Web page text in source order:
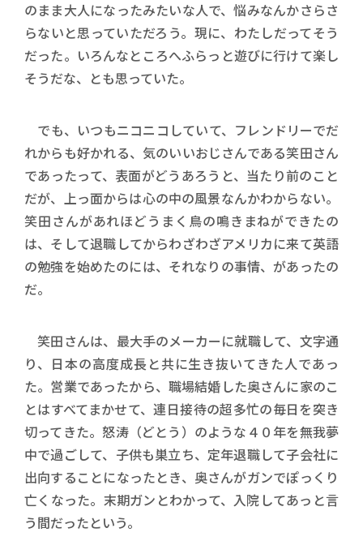
のまま大人になったみたいな人で、悩みなんかさらさ
らないと思っていただろう。現に、わたしだってそう
だった。いろんなところへふらっと遊びに行けて楽し
そうだな、とも思っていた。
でも、いつもニコニコしていて、フレンドリーでだ
れからも好かれる、気のいいおじさんである笑田さん
であったって、表面がどうあろうと、当たり前のこと
だが、上っ面からは心の中の風景なんかわからない。
笑田さんがあれほどうまく鳥の鳴きまねができたの
は、そして退職してからわざわざアメリカに来て英語
の勉強を始めたのには、それなりの事情、があったの
だ。
笑田さんは、最大手のメーカーに就職して、文字通
り、日本の高度成長と共に生き抜いてきた人であっ
た。営業であったから、職場結婚した奥さんに家のこ
とはすべてまかせて、連日接待の超多忙の毎日を突き
切ってきた。怒涛（どとう）のような４０年を無我夢
中で過ごして、子供も巣立ち、定年退職して子会社に
出向することになったとき、奥さんがガンでぽっくり
亡くなった。末期ガンとわかって、入院してあっと言
う間だったという。